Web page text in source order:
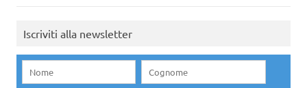
Iscriviti alla newsletter